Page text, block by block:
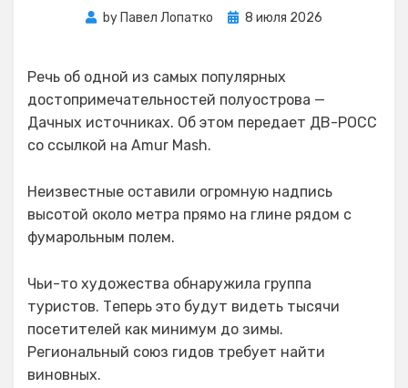
by Павел Лопатко
Posted
8 июля 2026
Речь об одной из самых популярных
достопримечательностей полуострова —
Дачных источниках. Об этом передает ДВ-РОСС
со ссылкой на Amur Mash.
Неизвестные оставили огромную надпись
высотой около метра прямо на глине рядом с
фумарольным полем.
Чьи-то художества обнаружила группа
туристов. Теперь это будут видеть тысячи
посетителей как минимум до зимы.
Региональный союз гидов требует найти
виновных.